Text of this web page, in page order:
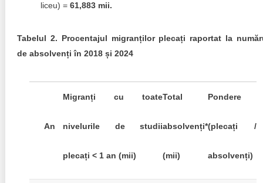
liceu) = 61,883 mii.
Tabelul 2. Procentajul migranților plecați raportat la
de absolvenți în 2018 și 2024
An
Migranți cu toate
nivelurile de studii
plecați < 1 an (mii)
Total
absolvenți*
(mii)
Pondere
(plecați /
absolvenți)